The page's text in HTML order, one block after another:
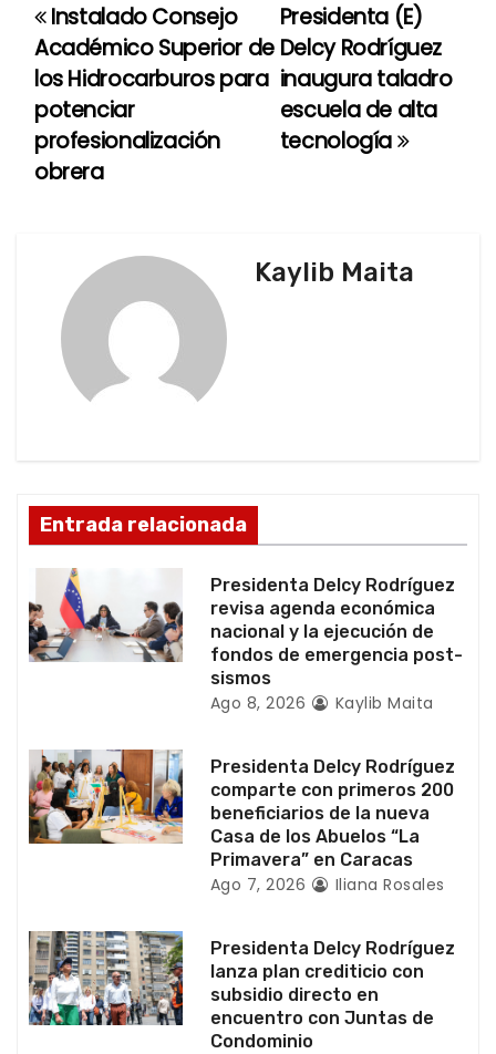
N
a
v
e
e
n
t
a
d
Presidenta (E)
Delcy Rodríguez
inaugura taladro
escuela de alta
tecnología
Instalado Consejo
Académico Superior de
los Hidrocarburos para
potenciar
profesionalización
obrera
Kaylib Maita
Entrada relacionada
Presidenta Delcy Rodríguez
revisa agenda económica
nacional y la ejecución de
fondos de emergencia post-
sismos
Ago 8, 2026 Kaylib Maita
Presidenta Delcy Rodríguez
comparte con primeros 200
beneficiarios de la nueva
Casa de los Abuelos “La
Primavera” en Caracas
Ago 7, 2026 Iliana Rosales
Presidenta Delcy Rodríguez
lanza plan crediticio con
subsidio directo en
encuentro con Juntas de
Condominio